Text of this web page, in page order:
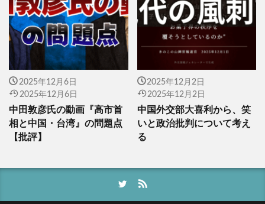
2025年12月6日
2025年12月6日
中田敦彦氏の動画『高市首
相と中国・台湾』の問題点
【批評】
2025年12月2日
2025年12月2日
中国外交部大喜利から、笑
いと政治批判について考え
る